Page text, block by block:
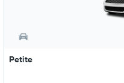
Petite